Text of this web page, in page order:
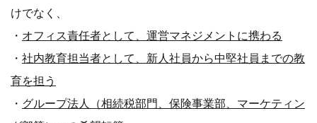
けでなく、
・ オフィス責任者として、運営マネジメントに携わる
・ 社内教育担当者として、新人社員から中堅社員までの教
育を担う
・ グループ法人（相続税部門、保険事業部、マーケティン